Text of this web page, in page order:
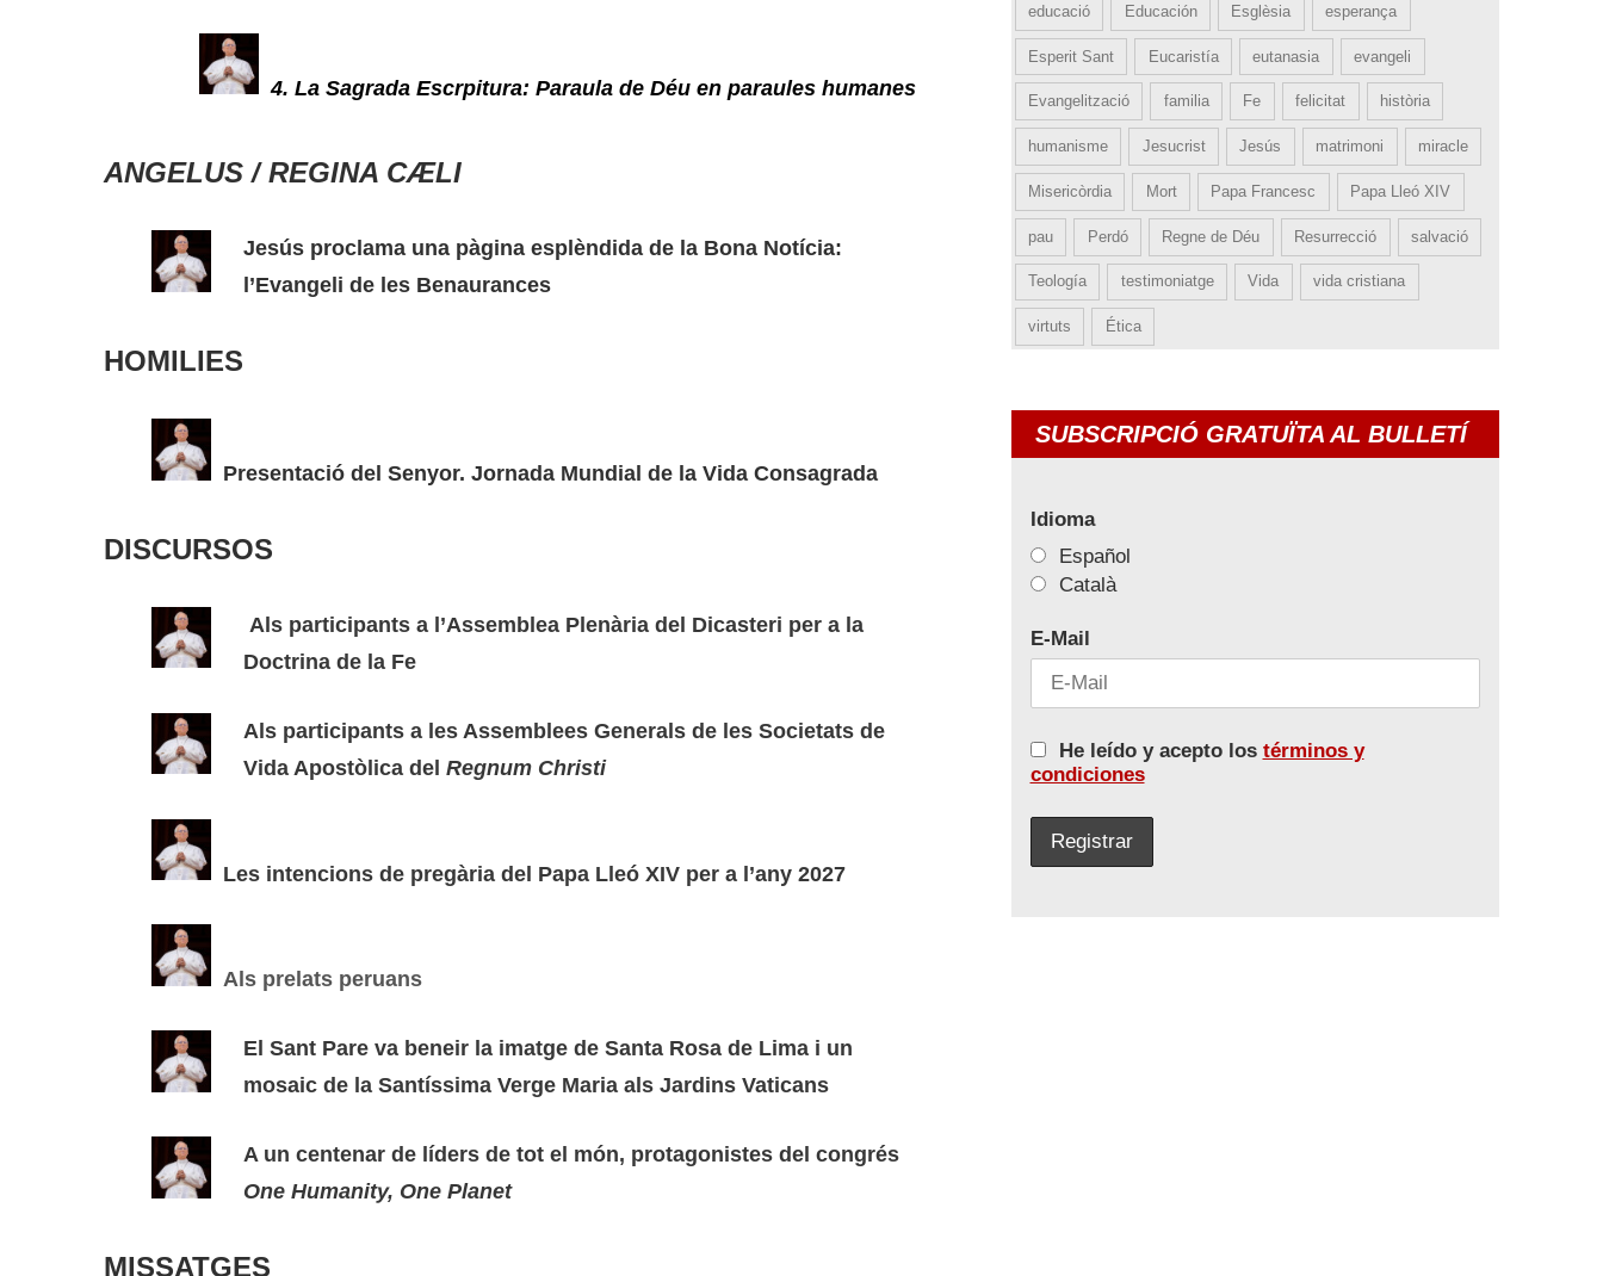
4. La Sagrada Escrpitura: Paraula de Déu en paraules humanes
ANGELUS / REGINA CÆLI
Jesús proclama una pàgina esplèndida de la Bona Notícia:
l’Evangeli de les Benaurances
HOMILIES
Presentació del Senyor. Jornada Mundial de la Vida Consagrada
DISCURSOS
Als participants a l’Assemblea Plenària del Dicasteri per a la
Doctrina de la Fe
Als participants a les Assemblees Generals de les Societats de
Vida Apostòlica del Regnum Christi
Les intencions de pregària del Papa Lleó XIV per a l’any 2027
Als prelats peruans
El Sant Pare va beneir la imatge de Santa Rosa de Lima i un
mosaic de la Santíssima Verge Maria als Jardins Vaticans
A un centenar de líders de tot el món, protagonistes del congrés
One Humanity, One Planet
MISSATGES
educació Educación Esglèsia esperança
Esperit Sant Eucaristía eutanasia evangeli
Evangelització familia Fe felicitat història
humanisme Jesucrist Jesús matrimoni miracle
Misericòrdia Mort Papa Francesc Papa Lleó XIV
pau Perdó Regne de Déu Resurrecció salvació
Teología testimoniatge Vida vida cristiana
virtuts Ética
SUBSCRIPCIÓ GRATUÏTA AL BULLETÍ
Idioma
Español
Català
E-Mail
He leído y acepto los términos y
condiciones